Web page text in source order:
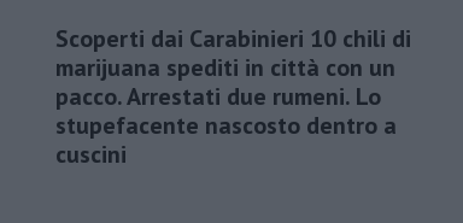
Scoperti dai Carabinieri 10 chili di
marijuana spediti in città con un
pacco. Arrestati due rumeni. Lo
stupefacente nascosto dentro a
cuscini